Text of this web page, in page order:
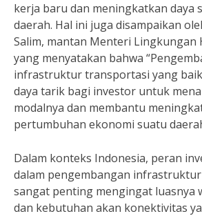
kerja baru dan meningkatkan daya
daerah. Hal ini juga disampaikan
Salim, mantan Menteri Lingkungan
yang menyatakan bahwa
infrastruktur transportasi yang
daya tarik bagi investor untuk
modalnya dan membantu
pertumbuhan ekonomi suatu
Dalam konteks Indonesia, peran
dalam pengembangan
sangat penting mengingat luasnya
dan kebutuhan akan konektivitas